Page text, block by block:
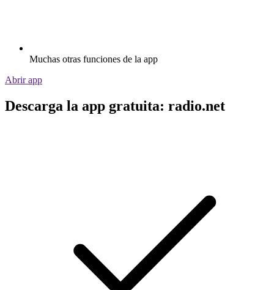
Muchas otras funciones de la app
Abrir app
Descarga la app gratuita: radio.net